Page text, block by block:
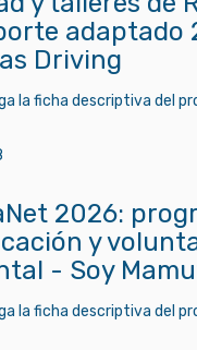
adaptado
Driving
la ficha descriptiva del
2026:
y
- Soy
la ficha descriptiva del